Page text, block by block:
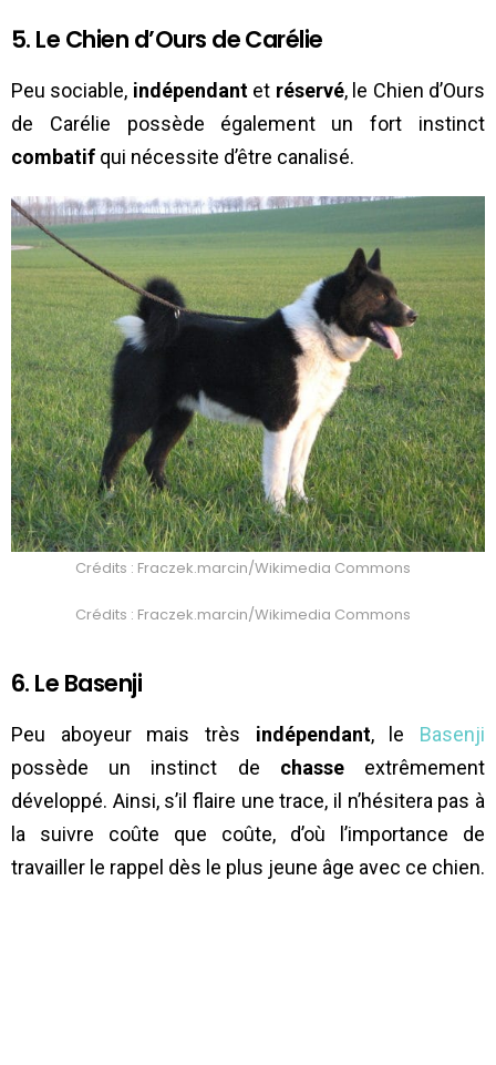
5. Le Chien d’Ours de Carélie
Peu sociable, indépendantet réservé, le Chien d’Ours
de Carélie possède également un fort instinct
combatif qui nécessite d’être canalisé.
Crédits : Fraczek.marcin/Wikimedia Commons
Crédits : Fraczek.marcin/Wikimedia Commons
6. Le Basenji
Peu aboyeur mais très indépendant, le Basenji
possède un instinct de chasseextrêmement
développé. Ainsi, s’il flaire une trace, il n’hésitera pas à
la suivre coûte que coûte, d’où l’importance de
travailler le rappel dès le plus jeune âge avec ce chien.